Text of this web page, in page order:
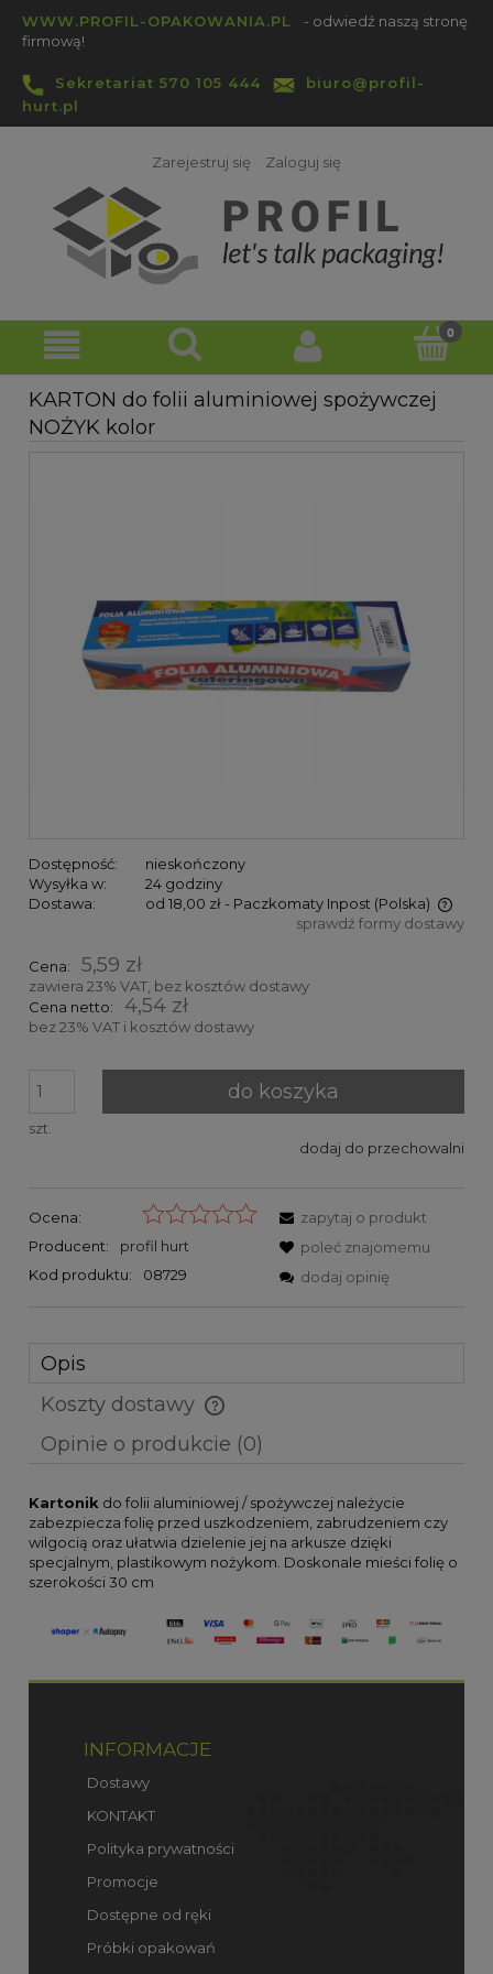
WWW.PROFIL-OPAKOWANIA.PL
- odwiedź naszą stronę
firmową!
Sekretariat 570 105 444
biuro@profil-
hurt.pl
Zarejestruj się Zaloguj się
KARTON do folii aluminiowej spożywczej
NOŻYK kolor
Dostępność:
nieskończony
Wysyłka w:
24 godziny
Dostawa:
od 18,00 zł - Paczkomaty Inpost (Polska)
Cena nie zawiera ewentualnych kosztów płatności
sprawdź formy dostawy
Cena: 5,59 zł
zawiera 23% VAT, bez kosztów dostawy
Cena netto:
4,54 zł
bez 23% VAT i kosztów dostawy
szt.
do koszyka
dodaj do przechowalni
Ocena:
Producent:
profil hurt
Kod produktu:
08729
zapytaj o produkt
poleć znajomemu
dodaj opinię
Opis
Koszty dostawy
Cena nie zawiera ewentualnych kosztów płatności
Opinie o produkcie (0)
Kartonik do folii aluminiowej / spożywczej należycie
zabezpiecza folię przed uszkodzeniem, zabrudzeniem czy
wilgocią oraz ułatwia dzielenie jej na arkusze dzięki
specjalnym, plastikowym nożykom. Doskonale mieści folię o
szerokości 30 cm
INFORMACJE
Dostawy
KONTAKT
Polityka prywatności
Promocje
Dostępne od ręki
Próbki opakowań